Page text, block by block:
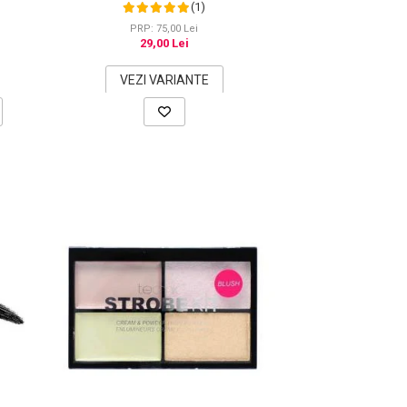
Sprancene Pline
(1)
PRP: 75,00 Lei
29,00 Lei
VEZI VARIANTE